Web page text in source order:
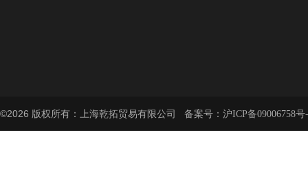
©2026 版权所有：上海乾拓贸易有限公司 备案号： 沪ICP备09006758号